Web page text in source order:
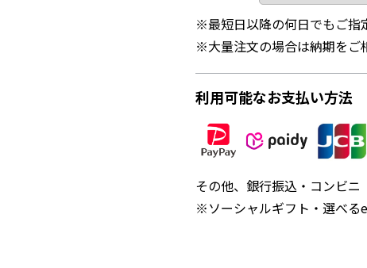
※最短日以降の何日でもご指
※大量注文の場合は納期をご
利用可能なお支払い方法
その他、銀行振込・コンビニ
※ソーシャルギフト・選べる